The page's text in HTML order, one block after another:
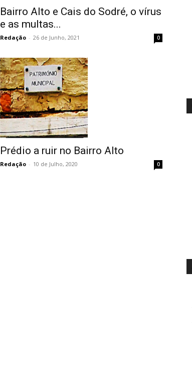
Bairro Alto e Cais do Sodré, o vírus
e as multas...
Redação - 26 de Junho, 2021 0
Prédio a ruir no Bairro Alto
Redação - 10 de Julho, 2020 0